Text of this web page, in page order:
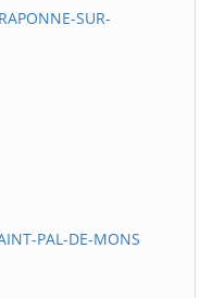
SUR-
PAL-DE-MONS